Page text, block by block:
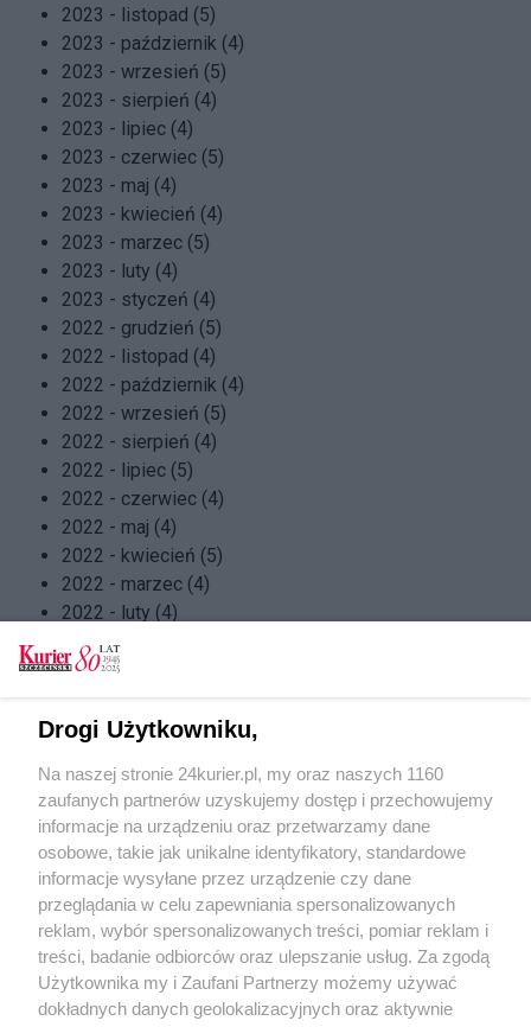
2023 - listopad (5)
2023 - październik (4)
2023 - wrzesień (5)
2023 - sierpień (4)
2023 - lipiec (4)
2023 - czerwiec (5)
2023 - maj (4)
2023 - kwiecień (4)
2023 - marzec (5)
2023 - luty (4)
2023 - styczeń (4)
2022 - grudzień (5)
2022 - listopad (4)
2022 - październik (4)
2022 - wrzesień (5)
2022 - sierpień (4)
2022 - lipiec (5)
2022 - czerwiec (4)
2022 - maj (4)
2022 - kwiecień (5)
2022 - marzec (4)
2022 - luty (4)
2022 - styczeń (4)
2021 - grudzień (5)
2021 - październik (5)
2021 - sierpień (4)
2021 - lipiec (5)
2021 - czerwiec (4)
2021 - maj (4)
2021 - kwiecień (5)
2021 - marzec (4)
2021 - luty (4)
2021 - styczeń (4)
Drogi Użytkowniku,
Na naszej stronie 24kurier.pl, my oraz naszych 1160
zaufanych partnerów uzyskujemy dostęp i przechowujemy
informacje na urządzeniu oraz przetwarzamy dane
osobowe, takie jak unikalne identyfikatory, standardowe
informacje wysyłane przez urządzenie czy dane
przeglądania w celu zapewniania spersonalizowanych
reklam, wybór spersonalizowanych treści, pomiar reklam i
treści, badanie odbiorców oraz ulepszanie usług. Za zgodą
Użytkownika my i Zaufani Partnerzy możemy używać
dokładnych danych geolokalizacyjnych oraz aktywnie